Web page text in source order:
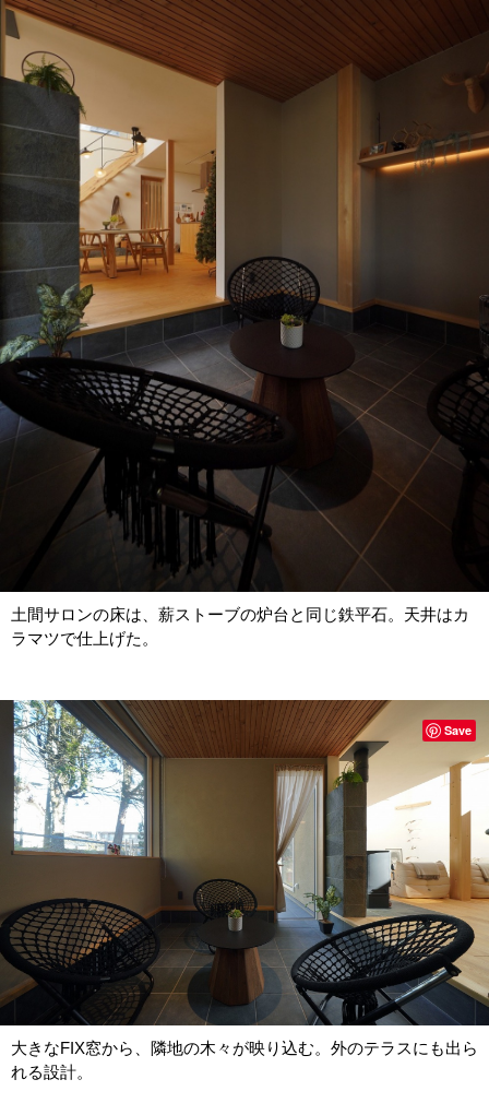
土間サロンの床は、薪ストーブの炉台と同じ鉄平石。天井はカ
ラマツで仕上げた。
大きなFIX窓から、隣地の木々が映り込む。外のテラスにも出ら
れる設計。
Save